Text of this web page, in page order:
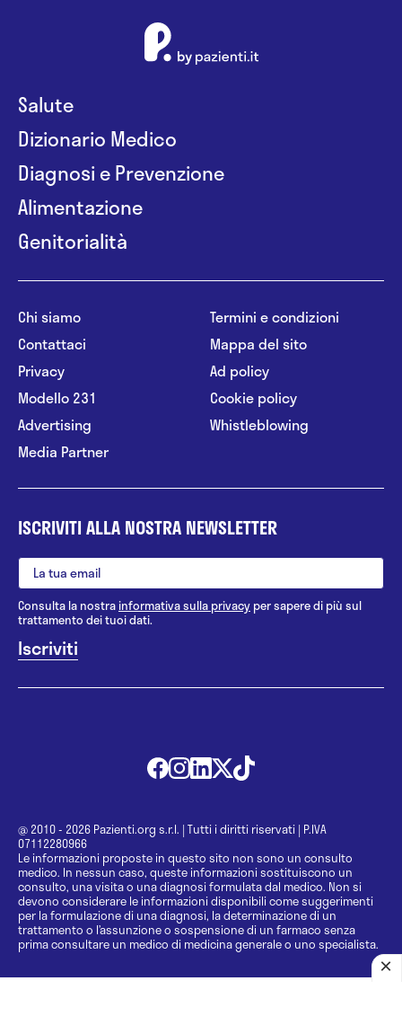
Salute
Dizionario Medico
Diagnosi e Prevenzione
Alimentazione
Genitorialità
Chi siamo
Contattaci
Privacy
Modello 231
Advertising
Media Partner
Termini e condizioni
Mappa del sito
Ad policy
Cookie policy
Whistleblowing
ISCRIVITI ALLA NOSTRA NEWSLETTER
Consulta la nostrainformativa sulla privacy per sapere di più sul
trattamento dei tuoi dati.
@ 2010 - 2026 Pazienti.org s.r.l. | Tutti i diritti riservati | P.IVA
07112280966
Le informazioni proposte in questo sito non sono un consulto
medico. In nessun caso, queste informazioni sostituiscono un
consulto, una visita o una diagnosi formulata dal medico. Non si
devono considerare le informazioni disponibili come suggerimenti
per la formulazione di una diagnosi, la determinazione di un
trattamento o l’assunzione o sospensione di un farmaco senza
prima consultare un medico di medicina generale o uno specialista.